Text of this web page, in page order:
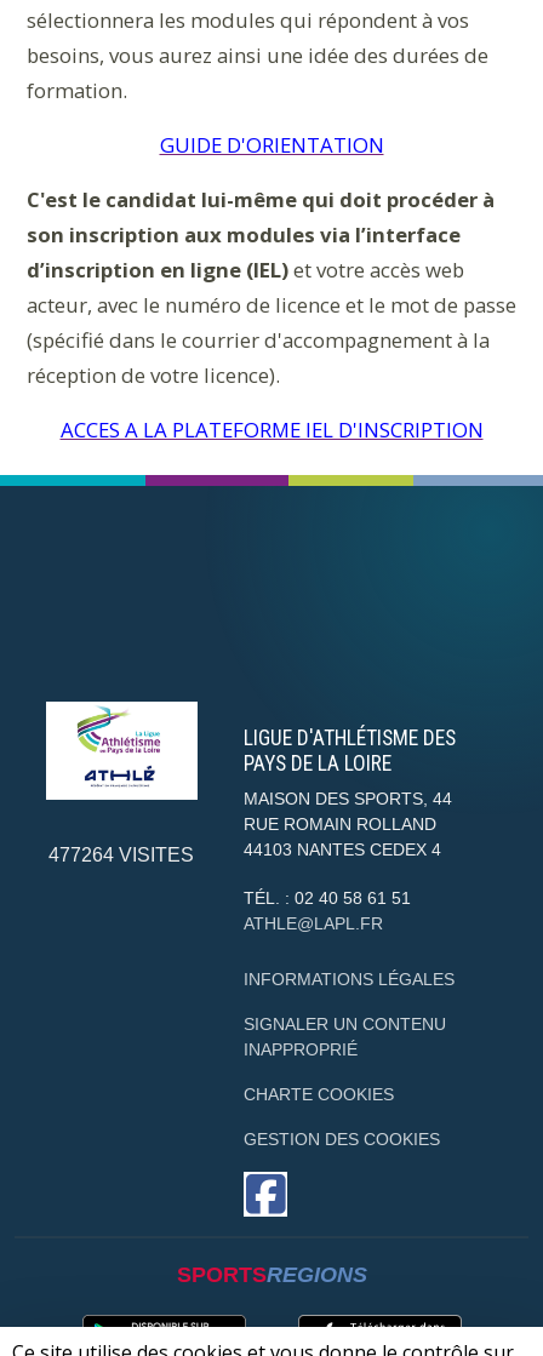
sélectionnera les modules qui répondent à vos
besoins, vous aurez ainsi une idée des durées de
formation.
GUIDE D'ORIENTATION
C'est le candidat lui-même qui doit procéder à
son inscription aux modules via l’interface
d’inscription en ligne (IEL)et votre accès web
acteur, avec le numéro de licence et le mot de passe
(spécifié dans le courrier d'accompagnement à la
réception de votre licence).
ACCES A LA PLATEFORME IEL D'INSCRIPTION
477264 VISITES
LIGUE D'ATHLÉTISME DES
PAYS DE LA LOIRE
MAISON DES SPORTS, 44
RUE ROMAIN ROLLAND
44103 NANTES CEDEX 4
TÉL. : 02 40 58 61 51
ATHLE@LAPL.FR
INFORMATIONS LÉGALES
SIGNALER UN CONTENU
INAPPROPRIÉ
CHARTE COOKIES
GESTION DES COOKIES
SPORTSREGIONS